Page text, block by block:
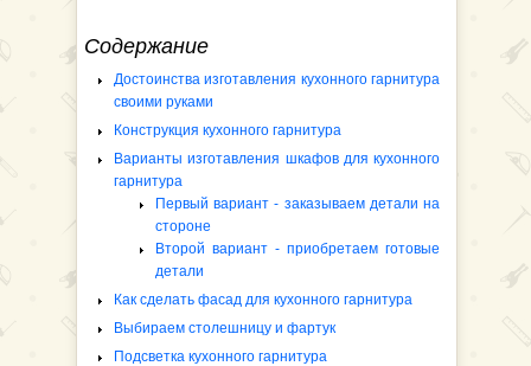
Содержание
Достоинства изготавления кухонного гарнитура
своими руками
Конструкция кухонного гарнитура
Варианты изготавления шкафов для кухонного
гарнитура
Первый вариант - заказываем детали на
стороне
Второй вариант - приобретаем готовые
детали
Как сделать фасад для кухонного гарнитура
Выбираем столешницу и фартук
Подсветка кухонного гарнитура